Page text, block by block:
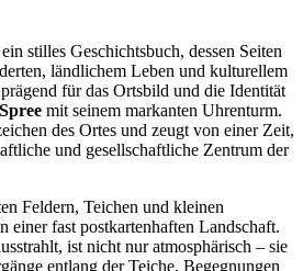
stilles Geschichtsbuch, dessen Seiten
ländlichem Leben und kulturellem
für das Ortsbild und die Identität
mit seinem markanten Uhrenturm.
des Ortes und zeugt von einer Zeit,
und gesellschaftliche Zentrum der
Feldern, Teichen und kleinen
einer fast postkartenhaften Landschaft.
ist nicht nur atmosphärisch – sie
entlang der Teiche, Begegnungen